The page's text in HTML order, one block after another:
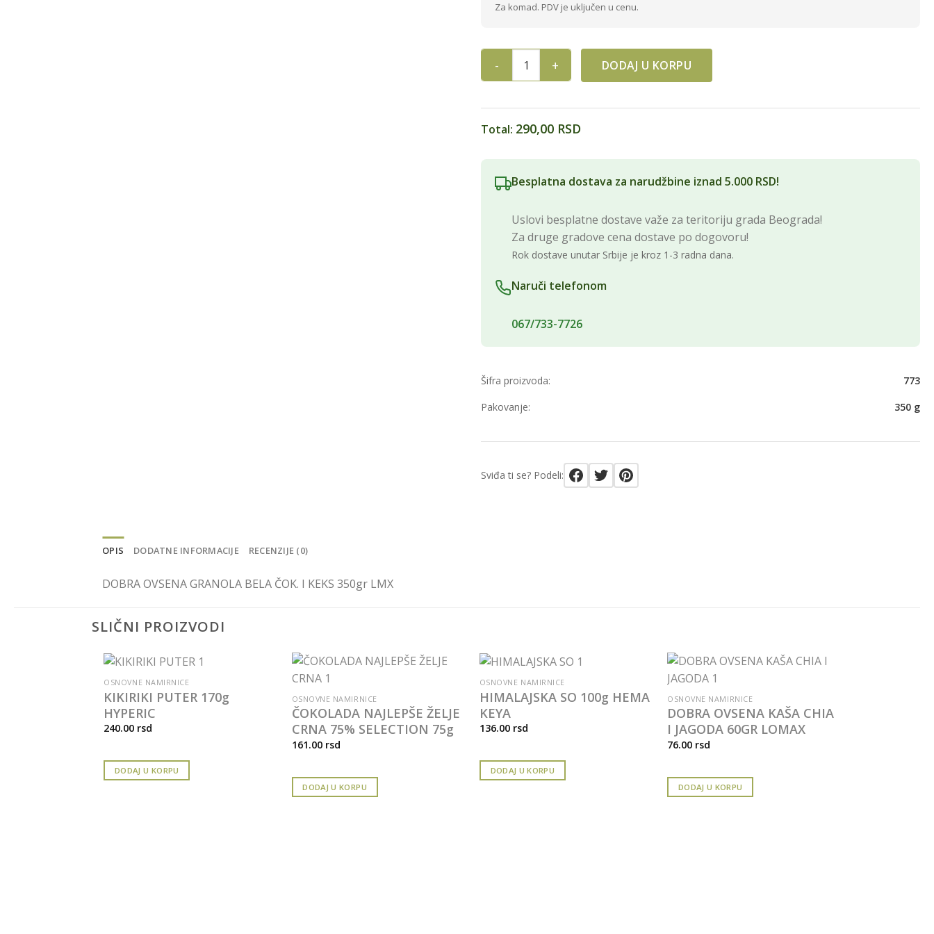
Za komad. PDV je uključen u cenu.
DOBRA OVSENA GRANOLA BELA ČOK. I KEKS 350gr LMX quantity
DODAJ U KORPU
Total: 290,00 RSD
Besplatna dostava za narudžbine iznad 5.000 RSD!
Uslovi besplatne dostave važe za teritoriju grada Beograda!
Za druge gradove cena dostave po dogovoru!
Rok dostave unutar Srbije je kroz 1-3 radna dana.
Naruči telefonom
067/733-7726
Šifra proizvoda:
773
Pakovanje:
350 g
Sviđa ti se? Podeli:
OPIS DODATNE INFORMACIJE RECENZIJE (0)
DOBRA OVSENA GRANOLA BELA ČOK. I KEKS 350gr LMX
SLIČNI PROIZVODI
OSNOVNE NAMIRNICE
KIKIRIKI PUTER 170g
HYPERIC
240.00 rsd
DODAJ U KORPU
OSNOVNE NAMIRNICE
ČOKOLADA NAJLEPŠE ŽELJE
CRNA 75% SELECTION 75g
161.00 rsd
DODAJ U KORPU
OSNOVNE NAMIRNICE
HIMALAJSKA SO 100g HEMA
KEYA
136.00 rsd
DODAJ U KORPU
OSNOVNE NAMIRNICE
DOBRA OVSENA KAŠA CHIA
I JAGODA 60GR LOMAX
76.00 rsd
DODAJ U KORPU